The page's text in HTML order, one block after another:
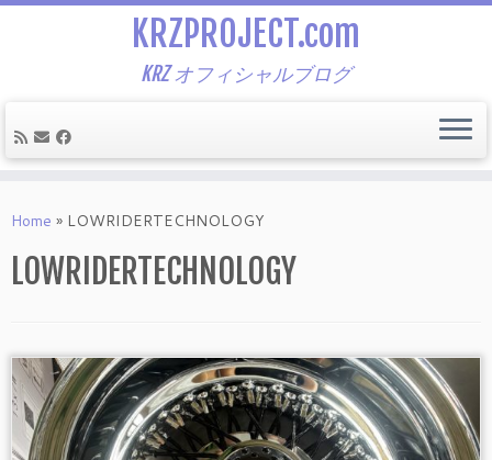
to
KRZPROJECT.com
KRZ オフィシャルブログ
Home » LOWRIDERTECHNOLOGY
LOWRIDERTECHNOLOGY